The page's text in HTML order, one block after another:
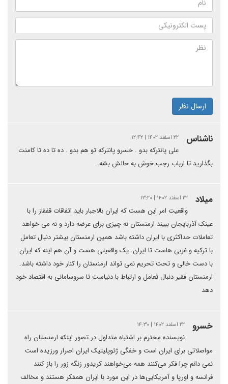
ارسال نظر
ناشناس ۲۲ اسفند ۱۴۰۲ | ۱۲:۴۲
علی پانترکه بدو . خسرو پانترکه تو هم بدو . ده تا ده تا کامنت
بگذارید تا ارباب رجب خوش به حالش بشه .
میلاد ۲۲ اسفند ۱۴۰۲ | ۱۳:۲۰
واقعیت امر این هست که ایران بالاجبار باید اتفاقات قفقاز را با
عینک آذربایجان ببیند ارمنستان نه چیزی برای عرضه دارد و نه می خواهد
تعاملات حداکثری با ایران داشته باشد همین ارمنستان بیشتر دنبال تعامل
با ترکیه و غربی هاست تا ایران. یک واقعیتی هست و آن هم اینه که ایران
با دست خالی و تحت تحریم نمی تواند ارمنستان را کنار خود داشته باشد.
ارمنستان فقیر دنبال تعامل و ارتباط با دنیاست تا سروسامانی به اقتصاد خود
دهد
خسرو ۲۲ اسفند ۱۴۰۲ | ۱۴:۳۰
نویسنده محترم بر اشتباه متداول در تصور اینکه ارمنستان راه
مواصلاتی برای ایران است و خفگی ژئوپلیتیک ایران اصرار ورزیده است
نمی دانم چرا فکر می‌کنند همه می‌خواهند کریدور زنگه زور را باز کنند
فرانسه و اورپا و آمریکایی‌ها در این مورد با ایران همفکر هستند و مخالف